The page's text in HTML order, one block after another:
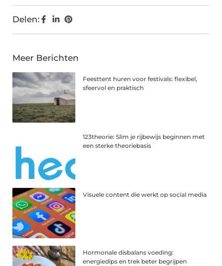
Delen:
Meer Berichten
Feesttent huren voor festivals: flexibel,
sfeervol en praktisch
123theorie: Slim je rijbewijs beginnen met
een sterke theoriebasis
Visuele content die werkt op social media
Hormonale disbalans voeding:
energiedips en trek beter begrijpen